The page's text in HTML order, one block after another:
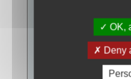
OK,
Deny